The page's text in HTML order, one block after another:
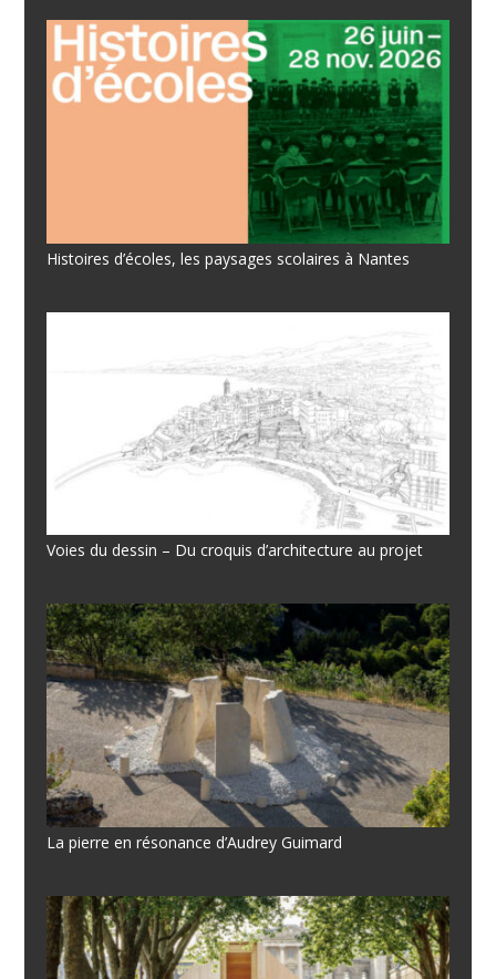
Histoires d’écoles, les paysages scolaires à Nantes
Voies du dessin – Du croquis d’architecture au projet
La pierre en résonance d’Audrey Guimard